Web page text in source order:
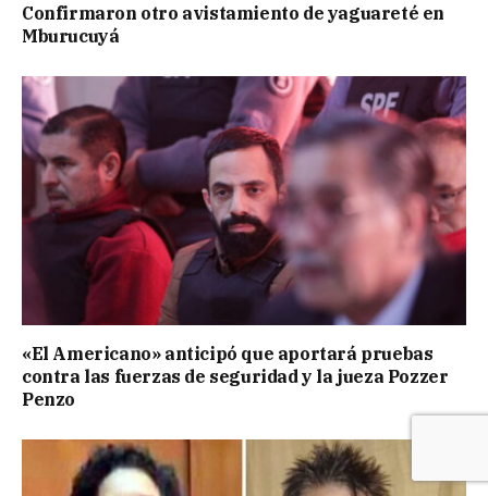
Confirmaron otro avistamiento de yaguareté en
Mburucuyá
«El Americano» anticipó que aportará pruebas
contra las fuerzas de seguridad y la jueza Pozzer
Penzo